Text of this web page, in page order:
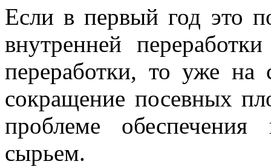
Если в первый год это
внутренней
переработки, то уже на
сокращение посевных
проблеме обеспечения
сырьем.